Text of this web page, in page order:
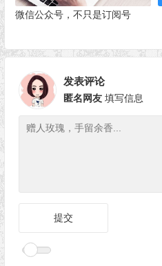
微信公众号，不只是订阅号
发表评论
匿名网友 填写信息